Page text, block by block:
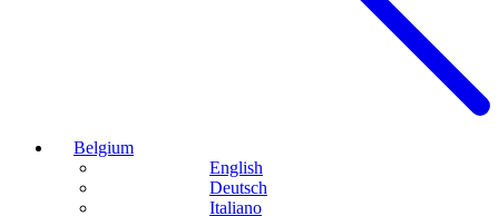
Belgium
English
Deutsch
Italiano